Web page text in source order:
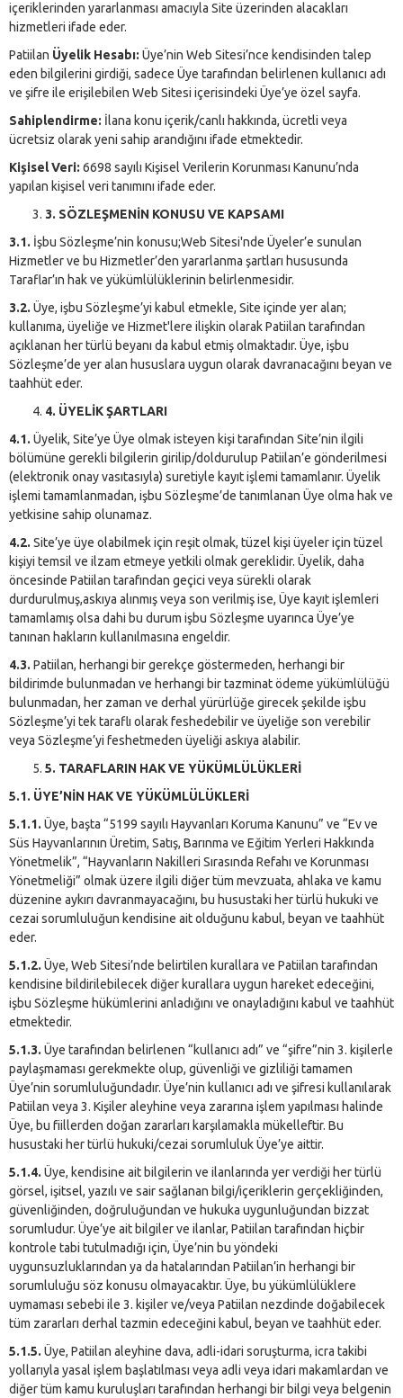
içeriklerinden yararlanması amacıyla Site üzerinden alacakları
hizmetleri ifade eder.
Patiilan Üyelik Hesabı: Üye’nin Web Sitesi’nce kendisinden talep
eden bilgilerini girdiği, sadece Üye tarafından belirlenen kullanıcı adı
ve şifre ile erişilebilen Web Sitesi içerisindeki Üye’ye özel sayfa.
Sahiplendirme: İlana konu içerik/canlı hakkında, ücretli veya
ücretsiz olarak yeni sahip arandığını ifade etmektedir.
Kişisel Veri: 6698 sayılı Kişisel Verilerin Korunması Kanunu’nda
yapılan kişisel veri tanımını ifade eder.
3. SÖZLEŞMENİN KONUSU VE KAPSAMI
3.1. İşbu Sözleşme’nin konusu;Web Sitesi'nde Üyeler’e sunulan
Hizmetler ve bu Hizmetler’den yararlanma şartları hususunda
Taraflar’ın hak ve yükümlülüklerinin belirlenmesidir.
3.2. Üye, işbu Sözleşme’yi kabul etmekle, Site içinde yer alan;
kullanıma, üyeliğe ve Hizmet'lere ilişkin olarak Patiilan tarafından
açıklanan her türlü beyanı da kabul etmiş olmaktadır. Üye, işbu
Sözleşme’de yer alan hususlara uygun olarak davranacağını beyan ve
taahhüt eder.
4. ÜYELİK ŞARTLARI
4.1. Üyelik, Site’ye Üye olmak isteyen kişi tarafından Site’nin ilgili
bölümüne gerekli bilgilerin girilip/doldurulup Patiilan’e gönderilmesi
(elektronik onay vasıtasıyla) suretiyle kayıt işlemi tamamlanır. Üyelik
işlemi tamamlanmadan, işbu Sözleşme’de tanımlanan Üye olma hak ve
yetkisine sahip olunamaz.
4.2. Site’ye üye olabilmek için reşit olmak, tüzel kişi üyeler için tüzel
kişiyi temsil ve ilzam etmeye yetkili olmak gereklidir. Üyelik, daha
öncesinde Patiilan tarafından geçici veya sürekli olarak
durdurulmuş,askıya alınmış veya son verilmiş ise, Üye kayıt işlemleri
tamamlamış olsa dahi bu durum işbu Sözleşme uyarınca Üye’ye
tanınan hakların kullanılmasına engeldir.
4.3. Patiilan, herhangi bir gerekçe göstermeden, herhangi bir
bildirimde bulunmadan ve herhangi bir tazminat ödeme yükümlülüğü
bulunmadan, her zaman ve derhal yürürlüğe girecek şekilde işbu
Sözleşme’yi tek taraflı olarak feshedebilir ve üyeliğe son verebilir
veya Sözleşme’yi feshetmeden üyeliği askıya alabilir.
5. TARAFLARIN HAK VE YÜKÜMLÜLÜKLERİ
5.1. ÜYE’NİN HAK VE YÜKÜMLÜLÜKLERİ
5.1.1. Üye, başta “5199 sayılı Hayvanları Koruma Kanunu” ve “Ev ve
Süs Hayvanlarının Üretim, Satış, Barınma ve Eğitim Yerleri Hakkında
Yönetmelik”, “Hayvanların Nakilleri Sırasında Refahı ve Korunması
Yönetmeliği” olmak üzere ilgili diğer tüm mevzuata, ahlaka ve kamu
düzenine aykırı davranmayacağını, bu husustaki her türlü hukuki ve
cezai sorumluluğun kendisine ait olduğunu kabul, beyan ve taahhüt
eder.
5.1.2. Üye, Web Sitesi’nde belirtilen kurallara ve Patiilan tarafından
kendisine bildirilebilecek diğer kurallara uygun hareket edeceğini,
işbu Sözleşme hükümlerini anladığını ve onayladığını kabul ve taahhüt
etmektedir.
5.1.3. Üye tarafından belirlenen “kullanıcı adı” ve “şifre”nin 3. kişilerle
paylaşmaması gerekmekte olup, güvenliği ve gizliliği tamamen
Üye’nin sorumluluğundadır. Üye’nin kullanıcı adı ve şifresi kullanılarak
Patiilan veya 3. Kişiler aleyhine veya zararına işlem yapılması halinde
Üye, bu fiillerden doğan zararları karşılamakla mükelleftir. Bu
husustaki her türlü hukuki/cezai sorumluluk Üye’ye aittir.
5.1.4. Üye, kendisine ait bilgilerin ve ilanlarında yer verdiği her türlü
görsel, işitsel, yazılı ve sair sağlanan bilgi/içeriklerin gerçekliğinden,
güvenliğinden, doğruluğundan ve hukuka uygunluğundan bizzat
sorumludur. Üye’ye ait bilgiler ve ilanlar, Patiilan tarafından hiçbir
kontrole tabi tutulmadığı için, Üye’nin bu yöndeki
uygunsuzluklarından ya da hatalarından Patiilan’in herhangi bir
sorumluluğu söz konusu olmayacaktır. Üye, bu yükümlülüklere
uymaması sebebi ile 3. kişiler ve/veya Patiilan nezdinde doğabilecek
tüm zararları derhal tazmin edeceğini kabul, beyan ve taahhüt eder.
5.1.5. Üye, Patiilan aleyhine dava, adli-idari soruşturma, icra takibi
yollarıyla yasal işlem başlatılması veya adli veya idari makamlardan ve
diğer tüm kamu kuruluşları tarafından herhangi bir bilgi veya belgenin